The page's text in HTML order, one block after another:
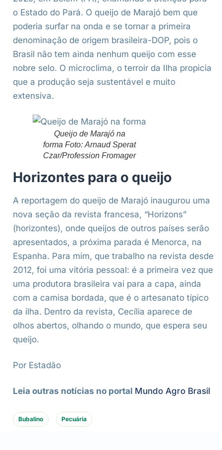
o Estado do Pará. O queijo de Marajó bem que
poderia surfar na onda e se tornar a primeira
denominação de origem brasileira-DOP, pois o
Brasil não tem ainda nenhum queijo com esse
nobre selo. O microclima, o terroir da Ilha propicia
que a produção seja sustentável e muito
extensiva.
Queijo de Marajó na
forma Foto: Arnaud Sperat
Czar/Profession Fromager
Horizontes para o queijo
A reportagem do queijo de Marajó inaugurou uma
nova seção da revista francesa, “Horizons”
(horizontes), onde queijos de outros países serão
apresentados, a próxima parada é Menorca, na
Espanha. Para mim, que trabalho na revista desde
2012, foi uma vitória pessoal: é a primeira vez que
uma produtora brasileira vai para a capa, ainda
com a camisa bordada, que é o artesanato típico
da ilha. Dentro da revista, Cecília aparece de
olhos abertos, olhando o mundo, que espera seu
queijo.
Por Estadão
Leia outras notícias no portal Mundo Agro Brasil
Bubalino Pecuária